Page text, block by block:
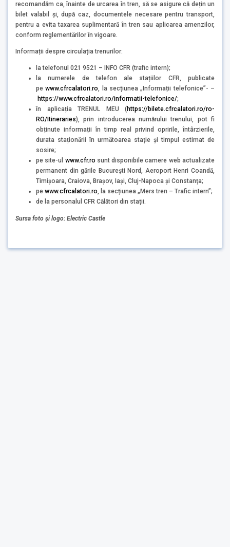
recomandăm ca, înainte de urcarea în tren, să se asigure că dețin un
bilet valabil și, după caz, documentele necesare pentru transport,
pentru a evita taxarea suplimentară în tren sau aplicarea amenzilor,
conform reglementărilor în vigoare.
Informații despre circulația trenurilor:
la telefonul 021 9521 – INFO CFR (trafic intern);
la numerele de telefon ale stațiilor CFR, publicate
pewww.cfrcalatori.ro , la secțiunea „Informații telefonice”- –
https://www.cfrcalatori.ro/informatii-telefonice/;
în aplicația TRENUL MEU (https://bilete.cfrcalatori.ro/ro-
RO/Itineraries), prin introducerea numărului trenului, pot fi
obținute informații în timp real privind opririle, întârzierile,
durata staționării în următoarea stație și timpul estimat de
sosire;
pe site-ul www.cfr.ro sunt disponibile camere web actualizate
permanent din gările București Nord, Aeroport Henri Coandă,
Timișoara, Craiova, Brașov, Iași, Cluj-Napoca și Constanța;
pe www.cfrcalatori.ro , la secțiunea „Mers tren – Trafic intern”;
de la personalul CFR Călători din stații.
Sursa foto și logo: Electric Castle